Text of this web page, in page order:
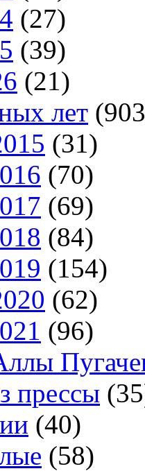
(27)
(39)
(21)
лет
(31)
(70)
(69)
(84)
(154)
(62)
(96)
прессы
(40)
(58)